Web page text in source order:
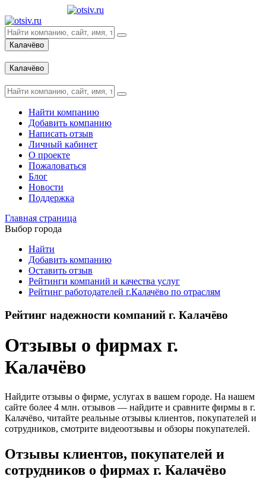
Калачёво
Калачёво
Найти компанию
Добавить компанию
Написать отзыв
Личный кабинет
О проекте
Пожаловаться
Блог
Новости
Поддержка
Главная страница
Выбор города
Найти
Добавить компанию
Оставить отзыв
Рейтинги компаний и качества услуг
Рейтинг работодателей г.Калачёво по отраслям
Рейтинг надежности компаний г. Калачёво
Отзывы о фирмах г.
Калачёво
Найдите отзывы о фирме, услугах в вашем городе. На нашем
сайте более 4 млн. отзывов — найдите и сравните фирмы в г.
Калачёво, читайте реальные отзывы клиентов, покупателей и
сотрудников, смотрите видеоотзывы и обзоры покупателей.
Отзывы клиентов, покупателей и
сотрудников о фирмах г. Калачёво